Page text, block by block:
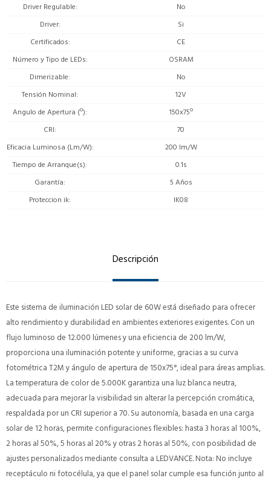
Driver Regulable
No
Driver
Si
Certificados
CE
Número y Tipo de LEDs
OSRAM
Dimerizable
No
Tensión Nominal
12V
Angulo de Apertura (º)
150x75º
CRI
70
Eficacia Luminosa (Lm/W)
200 lm/W
Tiempo de Arranque(s)
0.1s
Garantía
5 Años
Proteccion ik
IK08
Descripción
Este sistema de iluminación LED solar de 60W está diseñado para ofrecer
alto rendimiento y durabilidad en ambientes exteriores exigentes. Con un
flujo luminoso de 12.000 lúmenes y una eficiencia de 200 lm/W,
proporciona una iluminación potente y uniforme, gracias a su curva
fotométrica T2M y ángulo de apertura de 150x75°, ideal para áreas amplias.
La temperatura de color de 5.000K garantiza una luz blanca neutra,
adecuada para mejorar la visibilidad sin alterar la percepción cromática,
respaldada por un CRI superior a 70. Su autonomía, basada en una carga
solar de 12 horas, permite configuraciones flexibles: hasta 3 horas al 100%,
2 horas al 50%, 5 horas al 20% y otras 2 horas al 50%, con posibilidad de
ajustes personalizados mediante consulta a LEDVANCE. Nota: No incluye
receptáculo ni fotocélula, ya que el panel solar cumple esa función junto al